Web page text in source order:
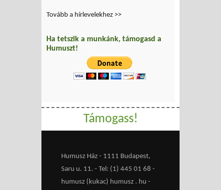
Tovább a hírlevelekhez >>
Ha tetszik a munkánk, támogasd a
Humuszt!
Támogass!
Humusz Ház - 1111 Budapest,
Saru u. 11. - Tel: (1) 445 01 68 -
humusz (kukac) humusz . hu -